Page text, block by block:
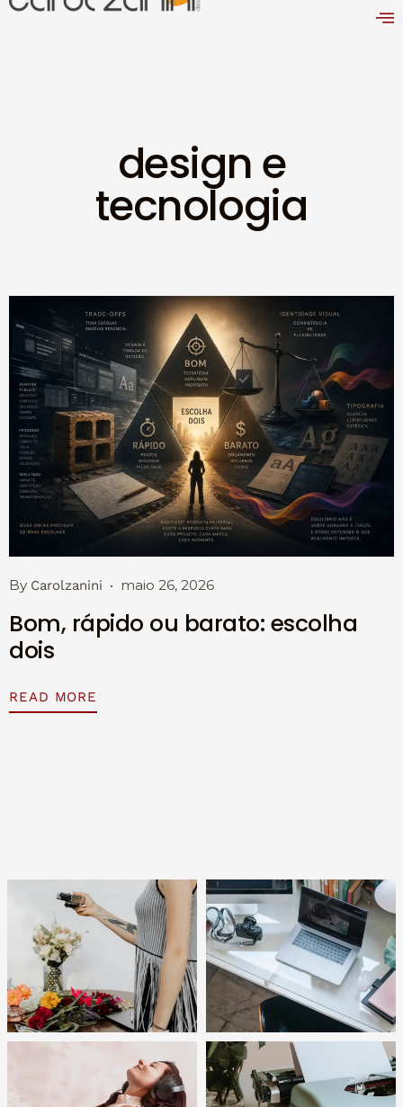
design e
tecnologia
By Carolzanini maio 26, 2026
Bom, rápido ou barato: escolha
dois
READ MORE